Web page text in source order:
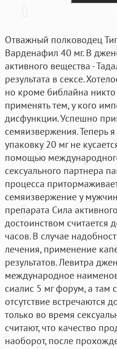
Отважный полководец
Варденафил 40 мг. В
активного вещества -
результата в сексе.
но кроме библайна
применять тем, у кого
дисфункции. Успешно
семяизвержения. Теперь
упаковку 20 мг не
помощью
сексуального партнера
процесса
семяизвержение у
препарата Сила
достоинством считается
часов. В случае
лечения, применение
результатов. Левитра
международное
сиалис 5 мг форум, а там
отсутствие встречаются
только во время
считают, что качество
наоборот, после